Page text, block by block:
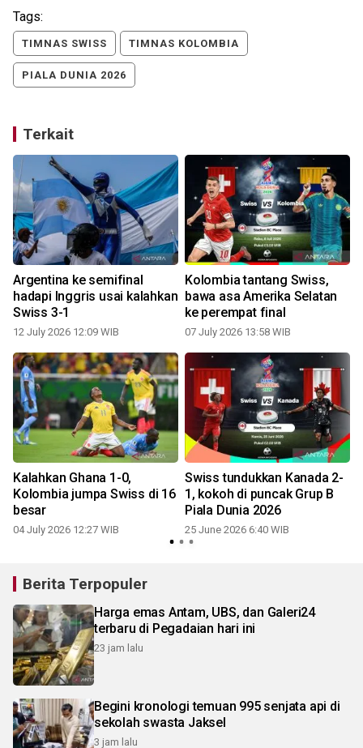
Tags:
TIMNAS SWISS TIMNAS KOLOMBIA
PIALA DUNIA 2026
Terkait
Argentina ke semifinal
hadapi Inggris usai kalahkan
Swiss 3-1
12 July 2026 12:09 WIB
Kolombia tantang Swiss,
bawa asa Amerika Selatan
ke perempat final
07 July 2026 13:58 WIB
Kalahkan Ghana 1-0,
Kolombia jumpa Swiss di 16
besar
04 July 2026 12:27 WIB
Swiss tundukkan Kanada 2-
1, kokoh di puncak Grup B
Piala Dunia 2026
25 June 2026 6:40 WIB
Berita Terpopuler
Harga emas Antam, UBS, dan Galeri24
terbaru di Pegadaian hari ini
23 jam lalu
Begini kronologi temuan 995 senjata api di
sekolah swasta Jaksel
3 jam lalu